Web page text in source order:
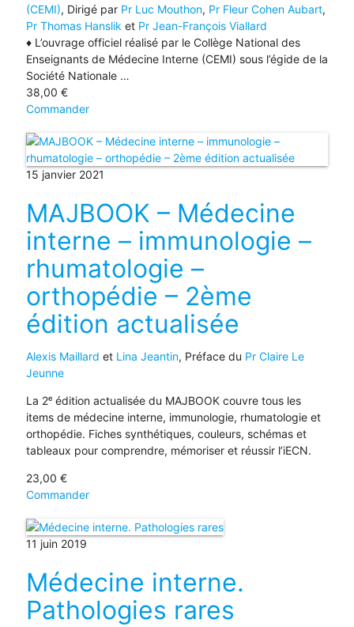
(CEMI), Dirigé par Pr Luc Mouthon, Pr Fleur Cohen Aubart,
Pr Thomas Hanslik et Pr Jean-François Viallard
♦ L’ouvrage officiel réalisé par le Collège National des
Enseignants de Médecine Interne (CEMI) sous l’égide de la
Société Nationale …
38,00 €
Commander
15 janvier 2021
MAJBOOK – Médecine
interne – immunologie –
rhumatologie –
orthopédie – 2ème
édition actualisée
Alexis Maillard et Lina Jeantin, Préface du Pr Claire Le
Jeunne
La 2ᵉ édition actualisée du MAJBOOK couvre tous les
items de médecine interne, immunologie, rhumatologie et
orthopédie. Fiches synthétiques, couleurs, schémas et
tableaux pour comprendre, mémoriser et réussir l’iECN.
23,00 €
Commander
11 juin 2019
Médecine interne.
Pathologies rares